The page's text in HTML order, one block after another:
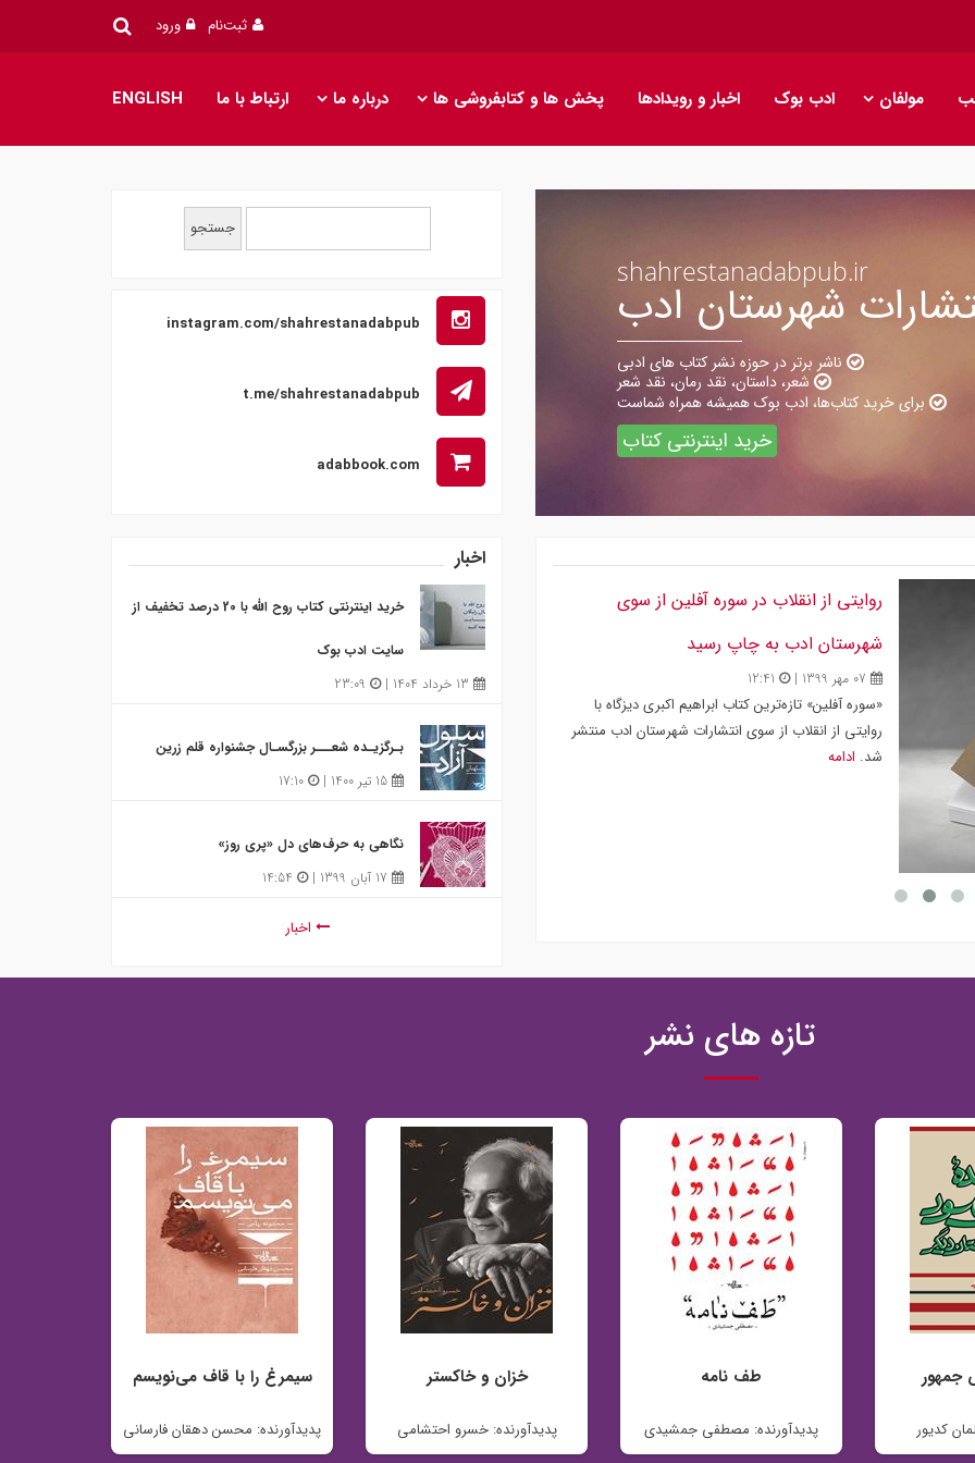
ثبت‌نام ورود
مولفان ادب بوک اخبار و رویدادها پخش ها و کتابفروشی ها درباره ما ارتباط با ما ENGLISH
shahrestanadabpub.ir
شهرستان ادب
ناشر برتر در حوزه نشر کتاب های ادبی
شعر، داستان، نقد رمان، نقد شعر
برای خرید کتاب‌ها، ادب بوک همیشه همراه شماست
خرید اینترنتی کتاب
instagram.com/shahrestanadabpub
t.me/shahrestanadabpub
adabbook.com
روایتی از انقلاب در سوره آفلین از سوی
شهرستان ادب به چاپ رسید
«سوره آفلین» تازه‌ترین کتاب ابراهیم اکبری دیزگاه با
روایتی از انقلاب از سوی انتشارات شهرستان ادب منتشر
شد. ادامه
اخبار
خرید اینترنتی کتاب روح الله با 20 درصد تخفیف از
سایت ادب بوک
بـرگزیـده شعـــر بزرگسـال جشنواره قلم زرین
نگاهی به حرف‌‌های دل «پری‌ روز»
اخبار
تازه های نشر
سیمرغ را با قاف می‌نویسم
پدیدآورنده: محسن دهقان فارسانی
خزان و خاکستر
پدیدآورنده: خسرو احتشامی
طف نامه
پدیدآورنده: مصطفی جمشیدی
جمهور
کدیور